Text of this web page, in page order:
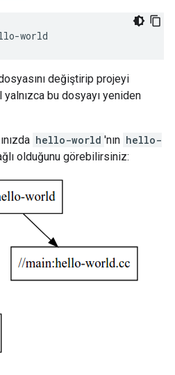
world
değiştirip projeyi
bu dosyayı yeniden
hello-world 'nın hello-
olduğunu görebilirsiniz: